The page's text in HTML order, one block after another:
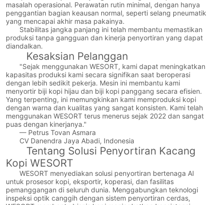
masalah operasional. Perawatan rutin minimal, dengan hanya
penggantian bagian keausan normal, seperti selang pneumatik
yang mencapai akhir masa pakainya.
Stabilitas jangka panjang ini telah membantu memastikan
produksi tanpa gangguan dan kinerja penyortiran yang dapat
diandalkan.
Kesaksian Pelanggan
"Sejak menggunakan WESORT, kami dapat meningkatkan
kapasitas produksi kami secara signifikan saat beroperasi
dengan lebih sedikit pekerja. Mesin ini membantu kami
menyortir biji kopi hijau dan biji kopi panggang secara efisien.
Yang terpenting, ini memungkinkan kami memproduksi kopi
dengan warna dan kualitas yang sangat konsisten. Kami telah
menggunakan WESORT terus menerus sejak 2022 dan sangat
puas dengan kinerjanya."
— Petrus Tovan Asmara
CV Danendra Jaya Abadi, Indonesia
Tentang Solusi Penyortiran Kacang
Kopi WESORT
WESORT menyediakan solusi penyortiran bertenaga AI
untuk prosesor kopi, eksportir, koperasi, dan fasilitas
pemanggangan di seluruh dunia. Menggabungkan teknologi
inspeksi optik canggih dengan sistem penyortiran cerdas,